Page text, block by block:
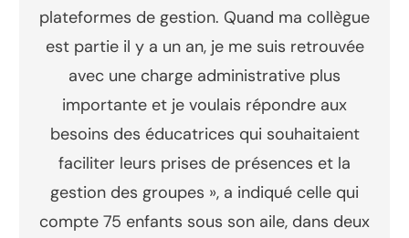
plateformes de gestion. Quand ma collègue
est partie il y a un an, je me suis retrouvée
avec une charge administrative plus
importante et je voulais répondre aux
besoins des éducatrices qui souhaitaient
faciliter leurs prises de présences et la
gestion des groupes », a indiqué celle qui
compte 75 enfants sous son aile, dans deux